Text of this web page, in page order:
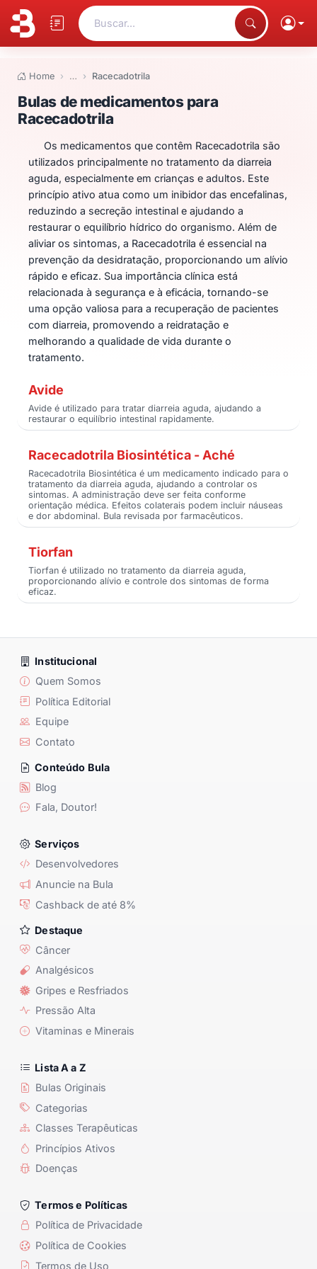
Buscar...
Home … Racecadotrila
Bulas de medicamentos para
Bulas de medicamentos para
Racecadotrila
Os medicamentos que contêm Racecadotrila são
utilizados principalmente no tratamento da diarreia
aguda, especialmente em crianças e adultos. Este
princípio ativo atua como um inibidor das encefalinas,
reduzindo a secreção intestinal e ajudando a
restaurar o equilíbrio hídrico do organismo. Além de
aliviar os sintomas, a Racecadotrila é essencial na
prevenção da desidratação, proporcionando um alívio
rápido e eficaz. Sua importância clínica está
relacionada à segurança e à eficácia, tornando-se
uma opção valiosa para a recuperação de pacientes
com diarreia, promovendo a reidratação e
melhorando a qualidade de vida durante o
tratamento.
Avide
Avide é utilizado para tratar diarreia aguda, ajudando a
restaurar o equilíbrio intestinal rapidamente.
Racecadotrila Biosintética - Aché
Racecadotrila Biosintética é um medicamento indicado para o
tratamento da diarreia aguda, ajudando a controlar os
sintomas. A administração deve ser feita conforme
orientação médica. Efeitos colaterais podem incluir náuseas
e dor abdominal. Bula revisada por farmacêuticos.
Tiorfan
Tiorfan é utilizado no tratamento da diarreia aguda,
proporcionando alívio e controle dos sintomas de forma
eficaz.
Institucional
Quem Somos
Política Editorial
Equipe
Contato
Conteúdo Bula
Blog
Fala, Doutor!
Serviços
Desenvolvedores
Anuncie na Bula
Cashback de até 8%
Destaque
Câncer
Analgésicos
Gripes e Resfriados
Pressão Alta
Vitaminas e Minerais
Lista A a Z
Bulas Originais
Categorias
Classes Terapêuticas
Princípios Ativos
Doenças
Termos e Políticas
Política de Privacidade
Política de Cookies
Termos de Uso